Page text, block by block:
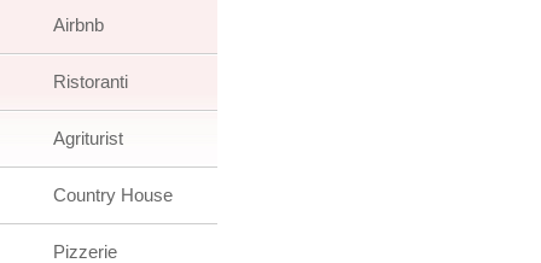
Airbnb
Ristoranti
Agriturist
Country House
Pizzerie